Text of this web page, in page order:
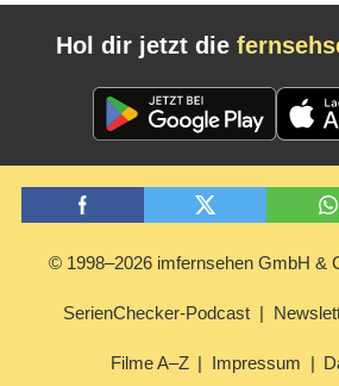
Hol dir jetzt die
© 1998–2026 imfernsehen GmbH &
SerienChecker-Podcast
Filme A–Z Impressum